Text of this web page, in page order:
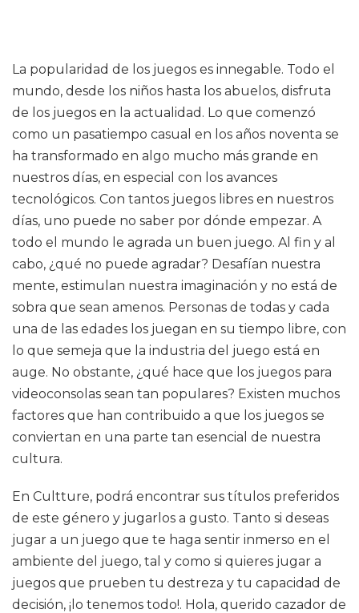
La popularidad de los juegos es innegable. Todo el
mundo, desde los niños hasta los abuelos, disfruta
de los juegos en la actualidad. Lo que comenzó
como un pasatiempo casual en los años noventa se
ha transformado en algo mucho más grande en
nuestros días, en especial con los avances
tecnológicos. Con tantos juegos libres en nuestros
días, uno puede no saber por dónde empezar. A
todo el mundo le agrada un buen juego. Al fin y al
cabo, ¿qué no puede agradar? Desafían nuestra
mente, estimulan nuestra imaginación y no está de
sobra que sean amenos. Personas de todas y cada
una de las edades los juegan en su tiempo libre, con
lo que semeja que la industria del juego está en
auge. No obstante, ¿qué hace que los juegos para
videoconsolas sean tan populares? Existen muchos
factores que han contribuido a que los juegos se
conviertan en una parte tan esencial de nuestra
cultura.
En Cultture, podrá encontrar sus títulos preferidos
de este género y jugarlos a gusto. Tanto si deseas
jugar a un juego que te haga sentir inmerso en el
ambiente del juego, tal y como si quieres jugar a
juegos que prueben tu destreza y tu capacidad de
decisión, ¡lo tenemos todo!. Hola, querido cazador de